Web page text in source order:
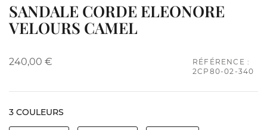
SANDALE CORDE ELEONORE
VELOURS CAMEL
240,00 €
RÉFÉRENCE :
2CP80-02-340
3 COULEURS